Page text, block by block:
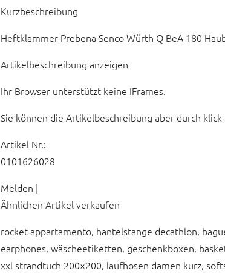
Kurzbeschreibung
Heftklammer Prebena Senco Würth Q BeA 180
Artikelbeschreibung anzeigen
Ihr Browser unterstützt keine IFrames.
Sie können die Artikelbeschreibung aber durch
Artikel Nr.:
0101626028
Melden |
Ähnlichen Artikel verkaufen
rocket appartamento, hantelstange decathlon,
earphones, wäscheetiketten, geschenkboxen,
xxl strandtuch 200×200, laufhosen damen kurz,